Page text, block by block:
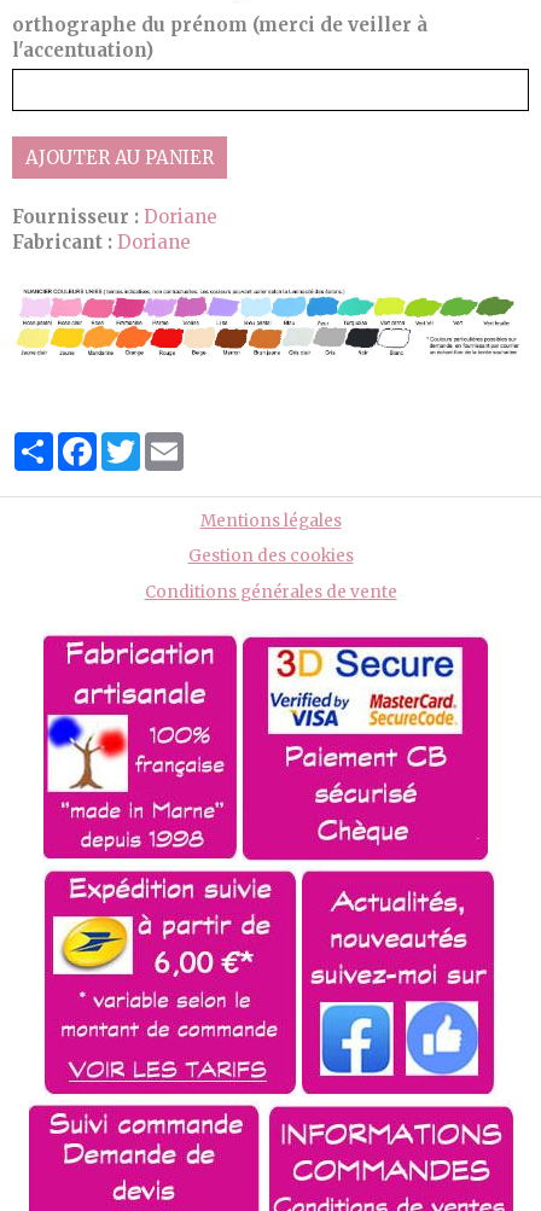
orthographe du prénom (merci de veiller à
l'accentuation)
AJOUTER AU PANIER
Fournisseur : Doriane
Fabricant : Doriane
PartagerFacebook
Twitter
Mentions légales
Gestion des cookies
Conditions générales de vente